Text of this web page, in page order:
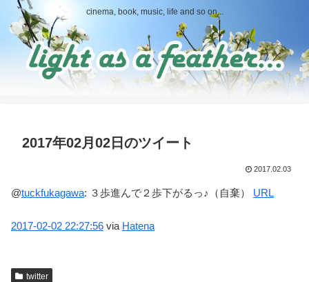
cinema, book, music, life and so on...
2017年02月02日のツイート
2017.02.03
@tuckfukagawa: ３歩進んで２歩下がるっ♪（自棄） URL
2017-02-02 22:27:56 via Hatena
twitter